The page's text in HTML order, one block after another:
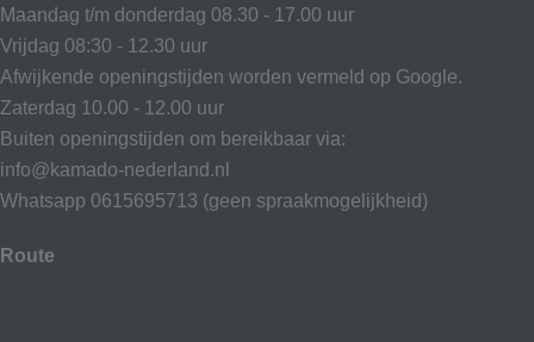
Maandag t/m donderdag 08.30 - 17.00 uur
Vrijdag 08:30 - 12.30 uur
Afwijkende openingstijden worden vermeld op Google.
Zaterdag 10.00 - 12.00 uur
Buiten openingstijden om bereikbaar via:
info@kamado-nederland.nl
Whatsapp 0615695713 (geen spraakmogelijkheid)
Route